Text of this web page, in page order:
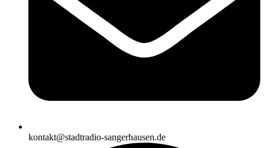
kontakt@stadtradio-sangerhausen.de